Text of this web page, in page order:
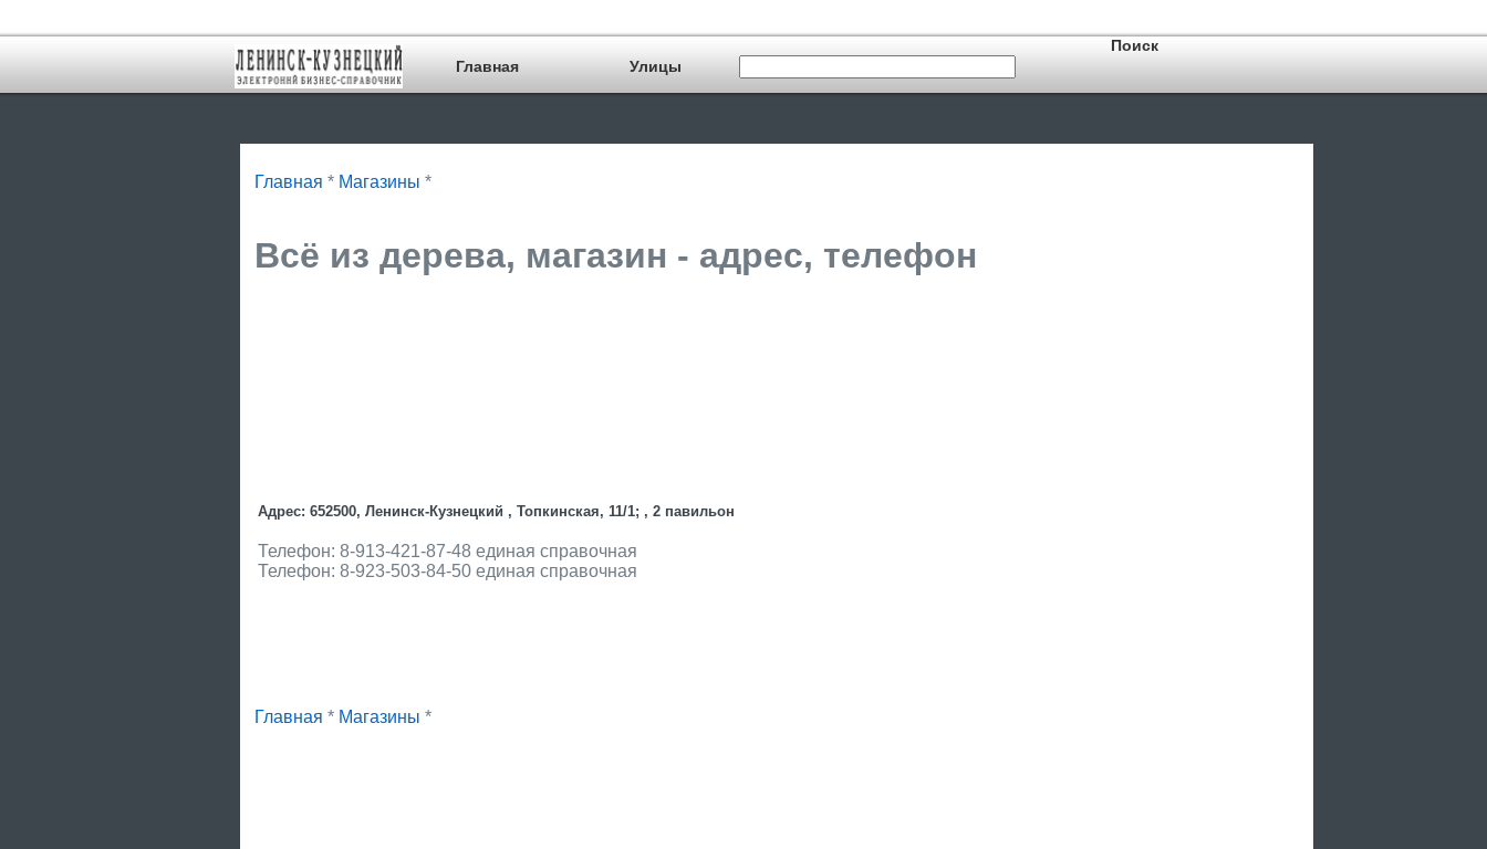
Главная Улицы
Главная * Магазины *
Всё из дерева, магазин - адрес, телефон
Адрес: 652500, Ленинск-Кузнецкий , Топкинская, 11/1; , 2 павильон
Телефон: 8-913-421-87-48 единая справочная
Телефон: 8-923-503-84-50 единая справочная
Главная * Магазины *